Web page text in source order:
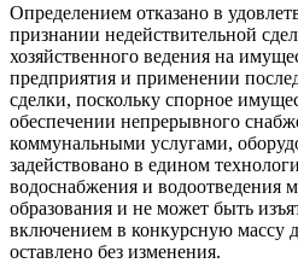
Определением отказано в
признании недействительной
хозяйственного ведения на
предприятия и применении
сделки, поскольку спорное
обеспечении непрерывного
коммунальными услугами,
задействовано в едином
водоснабжения и водоотведения
образования и не может быть
включением в конкурсную массу
оставлено без изменения.